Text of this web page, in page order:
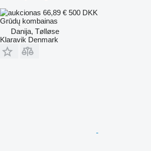
66,89 € 500 DKK
Grūdų kombainas
Danija, Tølløse
Klaravik Denmark